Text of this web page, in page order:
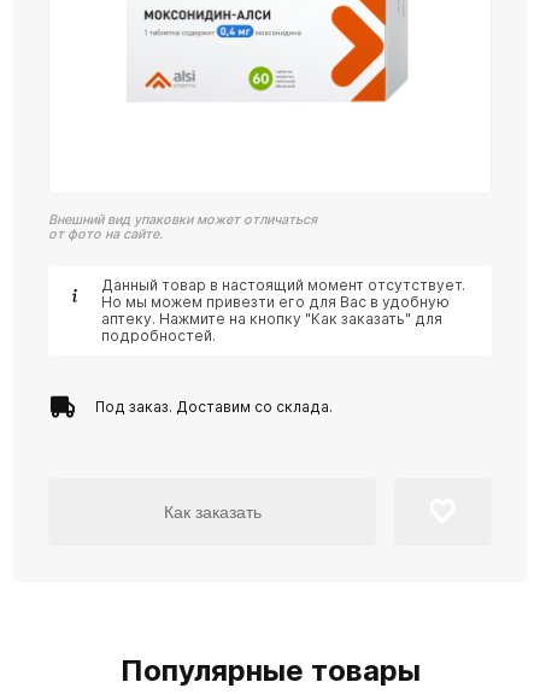
Внешний вид упаковки может отличаться
от фото на сайте.
Данный товар в настоящий момент отсутствует.
Но мы можем привезти его для Вас в удобную
аптеку. Нажмите на кнопку "Как заказать" для
подробностей.
Под заказ. Доставим со склада.
Как заказать
Популярные товары